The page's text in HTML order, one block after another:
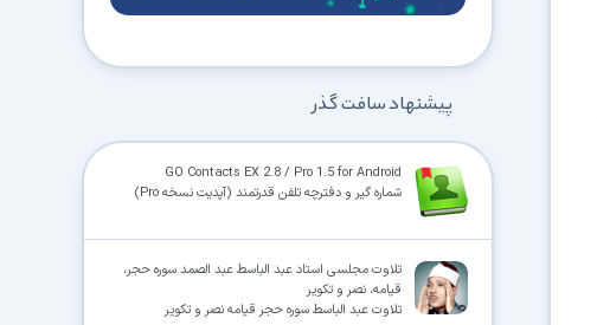
پیشنهاد سافت گذر
GO Contacts EX 2.8 / Pro 1.5 for Android
شماره گیر و دفترچه تلفن قدرتمند (آپدیت نسخه Pro)
تلاوت مجلسی استاد عبد الباسط عبد الصمد سوره حجر،
قیامه، نصر و تکویر
تلاوت عبد الباسط سوره حجر قیامه نصر و تکویر